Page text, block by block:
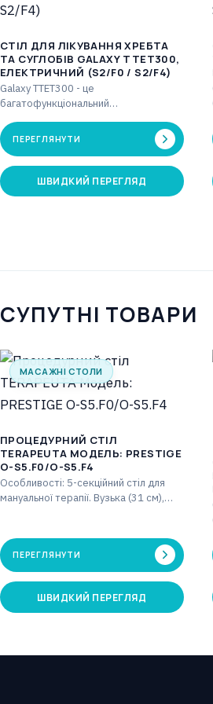
CТІЛ ДЛЯ ЛІКУВАННЯ ХРЕБТА
ТА СУГЛОБІВ GALAXY TTET300,
ЕЛЕКТРИЧНИЙ (S2/F0 / S2/F4)
Galaxy TTET300 - це
багатофункціональний
який у поєднанні з блоком витяжіння
дозволяє…
ПЕРЕГЛЯНУТИ
ШВИДКИЙ ПЕРЕГЛЯД
СУПУТНІ ТОВАРИ
МАСАЖНІ СТОЛИ
ПРОЦЕДУРНИЙ СТІЛ
TERAPEUTA МОДЕЛЬ: PRESTIGE
О-S5.F0/О-S5.F4
Особливості: 5-секційний стіл для
мануальної терапії. Вузька (31 см),
ПЕРЕГЛЯНУТИ
ШВИДКИЙ ПЕРЕГЛЯД